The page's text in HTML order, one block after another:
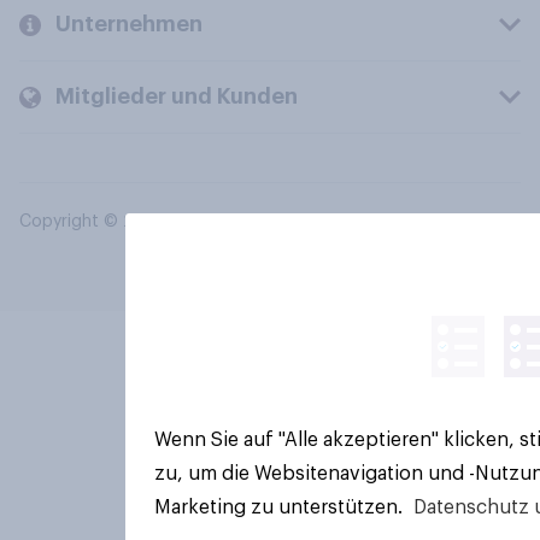
Unternehmen
Mitglieder und Kunden
Copyright © 2026 YouGov PLC. Alle Rechte vorbehalten.
Wenn Sie auf "Alle akzeptieren" klicken,
zu, um die Websitenavigation und -
Marketing zu unterstützen.
Datenschutz